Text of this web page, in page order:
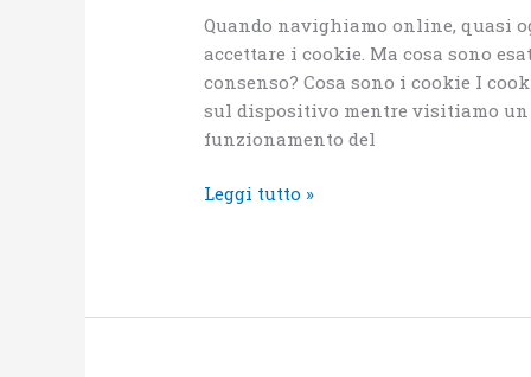
Quando navighiamo online, quasi
accettare i cookie. Ma cosa sono
consenso? Cosa sono i cookie I
sul dispositivo mentre visitiamo un
funzionamento del
Leggi tutto »